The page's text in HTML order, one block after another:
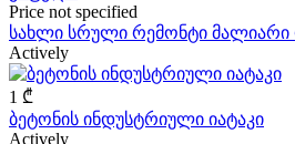
Price not specified
სახლი სრული რემონტი მალიარი
Actively
1 ₾
ბეტონის ინდუსტრიული იატაკი
Actively